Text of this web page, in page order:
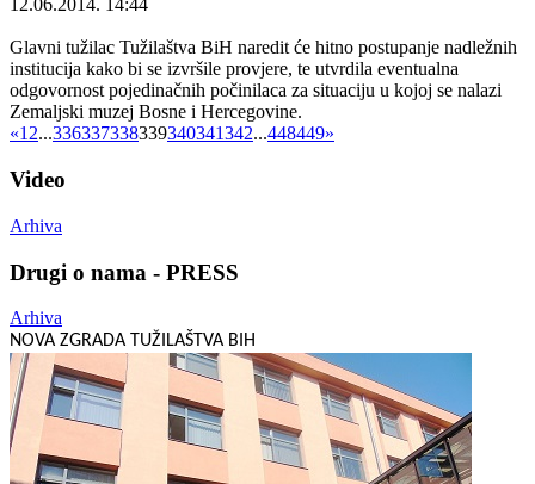
12.06.2014. 14:44
Glavni tužilac Tužilaštva BiH naredit će hitno postupanje nadležnih
institucija kako bi se izvršile provjere, te utvrdila eventualna
odgovornost pojedinačnih počinilaca za situaciju u kojoj se nalazi
Zemaljski muzej Bosne i Hercegovine.
«12...336337338339340341342...448449»
Video
Arhiva
Drugi o nama - PRESS
Arhiva
NOVA ZGRADA TUŽILAŠTVA BIH